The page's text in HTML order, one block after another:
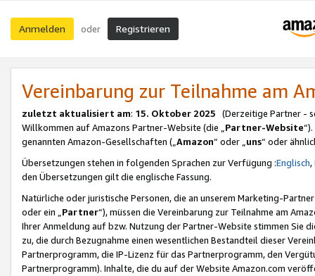
Anmelden oder Registrieren
Vereinbarung zur Teilnahme am
zuletzt aktualisiert am: 15. Oktober 2025 (Derzeitige Partner -
Willkommen auf Amazons Partner-Website (die „Partner-Website
genannten Amazon-Gesellschaften („Amazon“ oder „uns“ oder
Übersetzungen stehen in folgenden Sprachen zur Verfügung :Englisch,
den Übersetzungen gilt die englische Fassung.
Natürliche oder juristische Personen, die an unserem Marketing-
oder ein „Partner“), müssen die Vereinbarung zur Teilnahme am
Ihrer Anmeldung auf bzw. Nutzung der Partner-Website stimmen Sie
zu, die durch Bezugnahme einen wesentlichen Bestandteil dieser
Partnerprogramm, die IP-Lizenz für das Partnerprogramm, den
Partnerprogramm). Inhalte, die du auf der Website Amazon.com